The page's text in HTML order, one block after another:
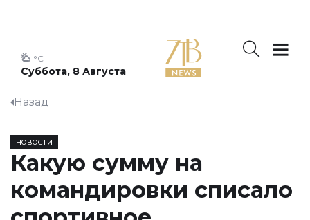
Суббота, 8 Августа
°C
Назад
НОВОСТИ
Какую сумму на
командировки списало